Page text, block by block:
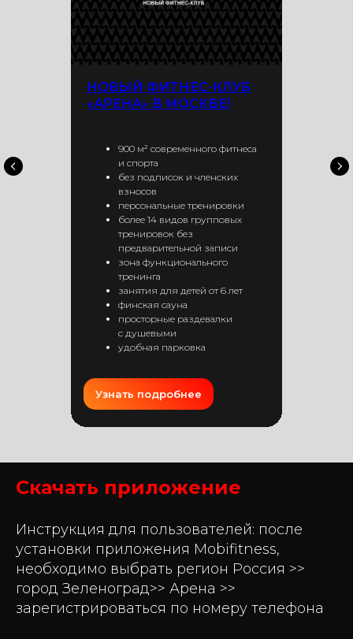
НОВЫЙ ФИТНЕС-КЛУБ
«АРЕНА» В МОСКВЕ!
900 м² современного фитнеса
и спорта
без подписок и членских
взносов
персональные тренировки
более 14 видов групповых
тренировок без
предварительной записи
зона функционального
тренинга
занятия для детей от 6 лет
финская сауна
просторные раздевалки
с душевыми
удобная парковка
Узнать подробнее
Скачать приложение
Инструкция для пользователей: после
установки приложения Mobifitness,
необходимо выбрать регион Россия >>
город Зеленоград>> Арена >>
зарегистрироваться по номеру телефона